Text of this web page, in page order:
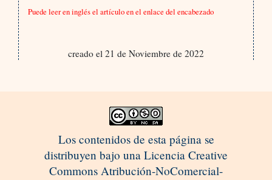
Puede leer en inglés el artículo en el enlace del encabezado
creado el 21 de Noviembre de 2022
Los contenidos de esta página se
distribuyen bajo una Licencia Creative
Commons Atribución-NoComercial-